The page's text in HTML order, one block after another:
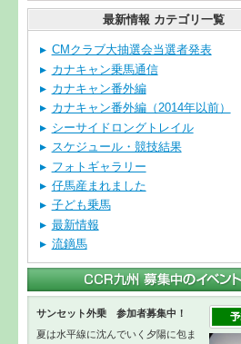
最新情報 カテゴリ一覧
CMクラブ大抽選会当選者発表
カナキャン乗馬通信
カナキャン番外編
カナキャン番外編（2014年以前）
シーサイドロングトレイル
スケジュール・競技結果
フォトギャラリー
仔馬産まれました
子ども乗馬
最新情報
流鏑馬
サンセット外乗 参加者募集中！
夏は水平線に沈んでいく夕陽に包ま